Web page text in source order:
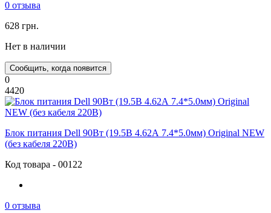
0 отзыва
628 грн.
Нет в наличии
Сообщить, когда появится
0
4420
Блок питания Dell 90Вт (19.5В 4.62А 7.4*5.0мм) Original NEW
(без кабеля 220В)
Код товара - 00122
0 отзыва